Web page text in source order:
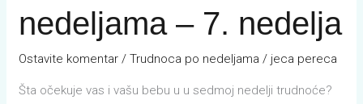
nedeljama – 7. nedelja
Ostavite komentar /Trudnoca po nedeljama / jeca pereca
Šta očekuje vas i vašu bebu u u sedmoj nedelji trudnoće?
7.
nedelja